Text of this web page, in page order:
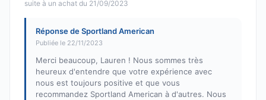
suite à un achat du 21/09/2023
Réponse de Sportland American
Publiée le 22/11/2023
Merci beaucoup, Lauren ! Nous sommes très
heureux d'entendre que votre expérience avec
nous est toujours positive et que vous
recommandez Sportland American à d'autres. Nous